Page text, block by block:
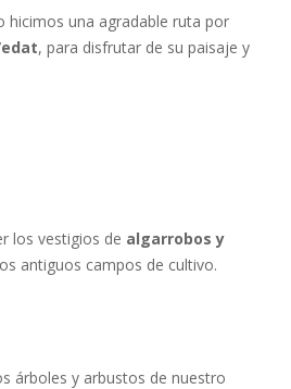
hicimos una agradable ruta por
, para disfrutar de su paisaje y
los vestigios de algarrobos y
antiguos campos de cultivo.
árboles y arbustos de nuestro